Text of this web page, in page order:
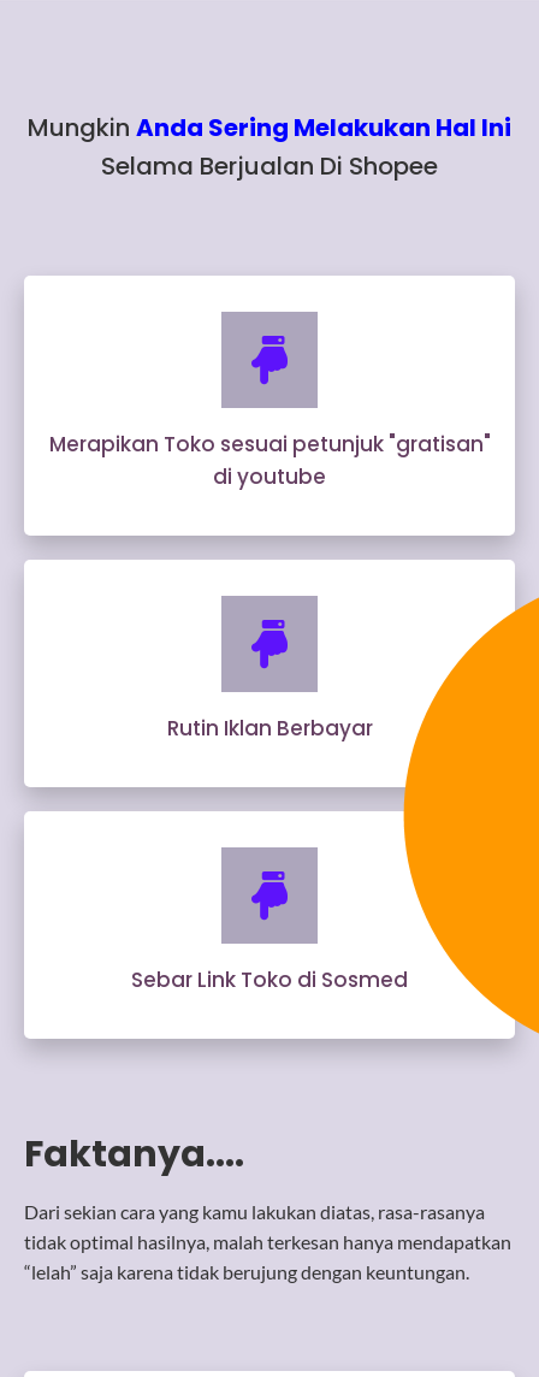
Mungkin Anda Sering Melakukan Hal Ini
Selama Berjualan Di Shopee
Merapikan Toko sesuai petunjuk "gratisan"
di youtube
Rutin Iklan Berbayar
Sebar Link Toko di Sosmed
Faktanya....
Dari sekian cara yang kamu lakukan diatas, rasa-rasanya
tidak optimal hasilnya, malah terkesan hanya mendapatkan
“lelah” saja karena tidak berujung dengan keuntungan.